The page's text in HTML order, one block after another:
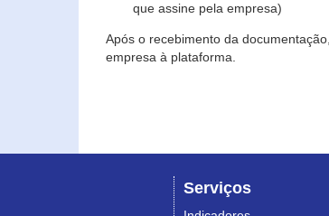
que assine pela empresa)
Após o recebimento da
empresa à plataforma.
Serviços